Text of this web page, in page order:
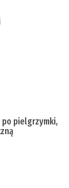
po pielgrzymki,